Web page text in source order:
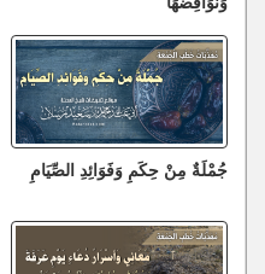
جُمْلَةٌ مِنْ حِكَمِ وَفَوَائِدِ الصِّيَامِ